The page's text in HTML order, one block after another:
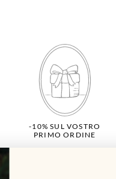
-10% SUL VOSTRO
PRIMO ORDINE